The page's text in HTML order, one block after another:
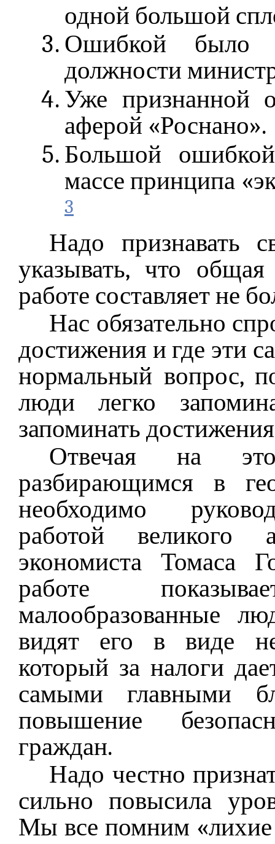
одной большой
Ошибкой было
должности
Уже признанной
аферой «Роснано».
Большой
массе принципа
3
Надо признавать
указывать, что
работе составляет не
Нас обязательно
достижения и где эти
нормальный вопрос,
люди легко
запоминать
Отвечая на
разбирающимся в
необходимо
работой великого
экономиста Томаса
работе
малообразованные
видят его в виде
который за налоги
самыми главными
повышение
граждан.
Надо честно
сильно повысила
Мы все помним «лихие